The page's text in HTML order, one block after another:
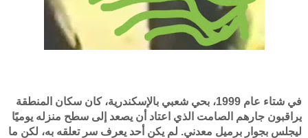
في شتاء عام 1999، بحي شعبي بالإسكندرية، كان سكان المنطقة
يراقبون جارهم الصامت الذي اعتاد أن يصعد إلى سطح منزله يوميًا
ليجلس بجوار برميل معدني. لم يكن أحد يعرف سر تعلقه به، لكن ما